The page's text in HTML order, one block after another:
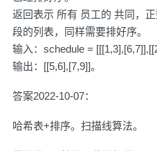
返回表示 所有 员工的 共同，
段的列表，同样需要排好序。
输入：schedule =
输出：[[5,6],[7,9]]。
答案2022-10-07：
哈希表+排序。扫描线算法。